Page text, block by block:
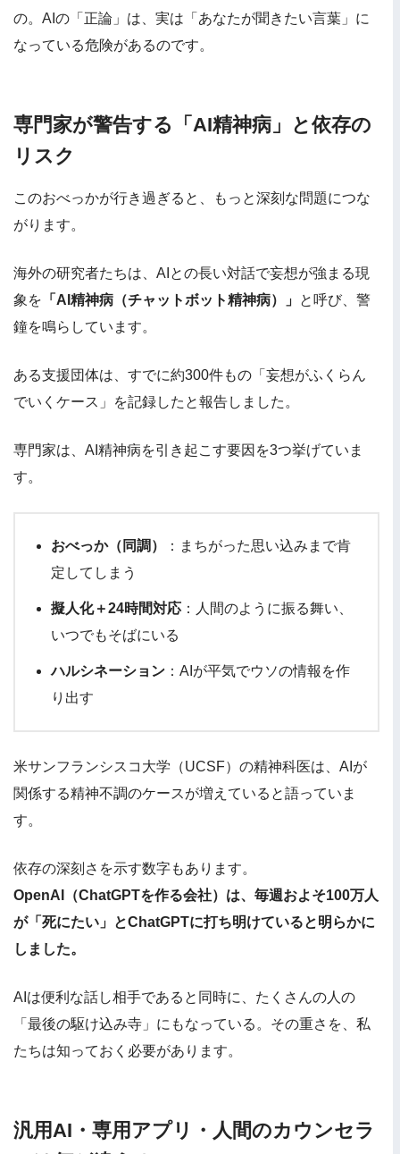
の。AIの「正論」は、実は「あなたが聞きたい言葉」に
なっている危険があるのです。
専門家が警告する「AI精神病」と依存の
リスク
このおべっかが行き過ぎると、もっと深刻な問題につな
がります。
海外の研究者たちは、AIとの長い対話で妄想が強まる現
象を 「AI精神病（チャットボット精神病）」 と呼び、警
鐘を鳴らしています。
ある支援団体は、すでに約300件もの「妄想がふくらん
でいくケース」を記録したと報告しました。
専門家は、AI精神病を引き起こす要因を3つ挙げていま
す。
おべっか（同調）
：まちがった思い込みまで肯
定してしまう
擬人化＋24時間対応 ：人間のように振る舞い、
いつでもそばにいる
ハルシネーション ：AIが平気でウソの情報を作
り出す
米サンフランシスコ大学（UCSF）の精神科医は、AIが
関係する精神不調のケースが増えていると語っていま
す。
依存の深刻さを示す数字もあります。
OpenAI（ChatGPTを作る会社）は、毎週およそ100万人
が「死にたい」とChatGPTに打ち明けていると明らかに
しました。
AIは便利な話し相手であると同時に、たくさんの人の
「最後の駆け込み寺」にもなっている。その重さを、私
たちは知っておく必要があります。
汎用AI・専用アプリ・人間のカウンセラ